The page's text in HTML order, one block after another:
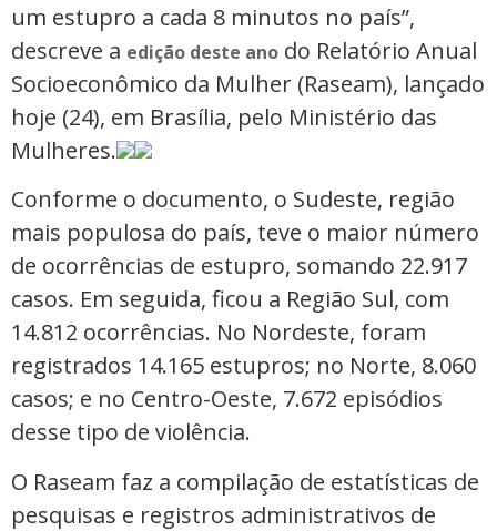
um estupro a cada 8 minutos no país”,
descreve a edição deste ano do Relatório Anual
Socioeconômico da Mulher (Raseam), lançado
hoje (24), em Brasília, pelo Ministério das
Mulheres.
Conforme o documento, o Sudeste, região
mais populosa do país, teve o maior número
de ocorrências de estupro, somando 22.917
casos. Em seguida, ficou a Região Sul, com
14.812 ocorrências. No Nordeste, foram
registrados 14.165 estupros; no Norte, 8.060
casos; e no Centro-Oeste, 7.672 episódios
desse tipo de violência.
O Raseam faz a compilação de estatísticas de
pesquisas e registros administrativos de